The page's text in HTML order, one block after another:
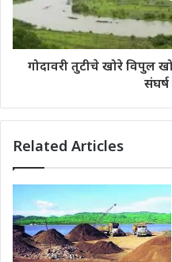
गोदावरी तुटीचे खोरे विपुल
Related Articles